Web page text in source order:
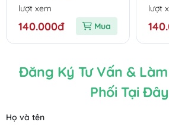
lượt xem
140.000đ Mua
lượt
Đăng Ký Tư Vấn &
Phối Tại
Họ và tên